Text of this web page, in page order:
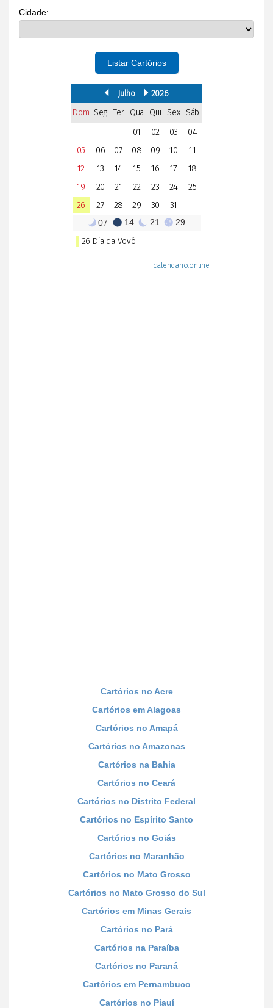
Cidade:
Listar Cartórios
Cartórios no Acre
Cartórios em Alagoas
Cartórios no Amapá
Cartórios no Amazonas
Cartórios na Bahia
Cartórios no Ceará
Cartórios no Distrito Federal
Cartórios no Espírito Santo
Cartórios no Goiás
Cartórios no Maranhão
Cartórios no Mato Grosso
Cartórios no Mato Grosso do Sul
Cartórios em Minas Gerais
Cartórios no Pará
Cartórios na Paraíba
Cartórios no Paraná
Cartórios em Pernambuco
Cartórios no Piauí